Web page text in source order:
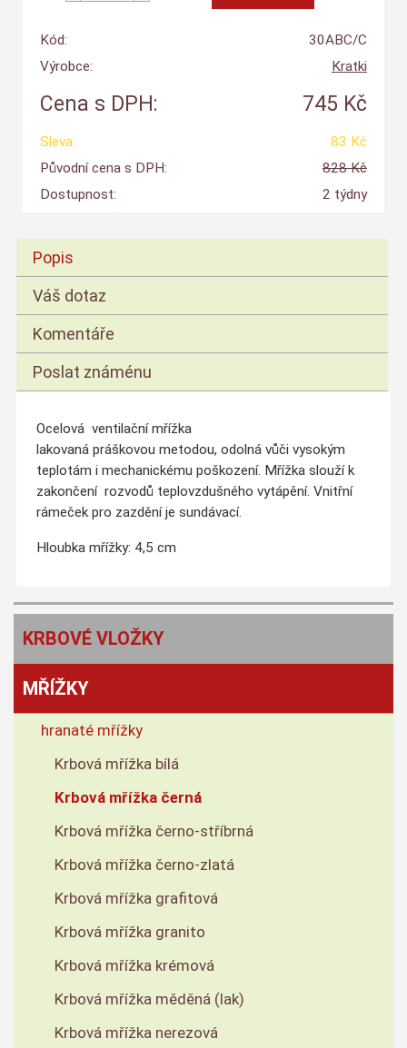
Kód:
30ABC/C
Výrobce:
Kratki
Cena s DPH: 745 Kč
Sleva:
83 Kč
Původní cena s DPH:
828 Kč
Dostupnost:
2 týdny
Popis
Váš dotaz
Komentáře
Poslat známénu
Ocelová ventilační mřížka
lakovaná práškovou metodou, odolná vůči vysokým
teplotám i mechanickému poškození. Mřížka slouží k
zakončení rozvodů teplovzdušného vytápění. Vnitřní
rámeček pro zazdění je sundávací.
Hloubka mřížky: 4,5 cm
KRBOVÉ VLOŽKY
MŘÍŽKY
hranaté mřížky
Krbová mřížka bílá
Krbová mřížka černá
Krbová mřížka černo-stříbrná
Krbová mřížka černo-zlatá
Krbová mřížka grafitová
Krbová mřížka granito
Krbová mřížka krémová
Krbová mřížka měděná (lak)
Krbová mřížka nerezová